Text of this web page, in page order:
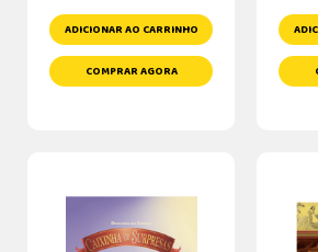
ADICIONAR AO CARRINHO
COMPRAR AGORA